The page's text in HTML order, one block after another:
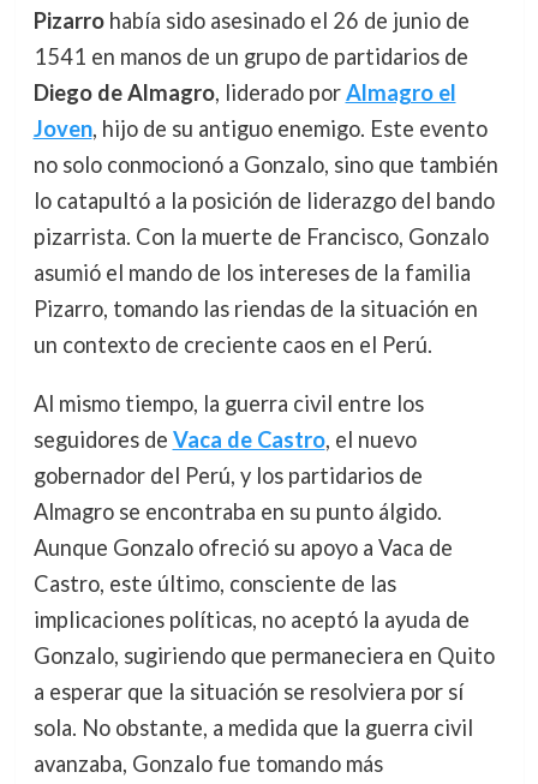
Pizarrohabía sido asesinado el 26 de junio de
1541 en manos de un grupo de partidarios de
Diego de Almagro, liderado porAlmagro el
Joven, hijo de su antiguo enemigo. Este evento
no solo conmocionó a Gonzalo, sino que también
lo catapultó a la posición de liderazgo del bando
pizarrista. Con la muerte de Francisco, Gonzalo
asumió el mando de los intereses de la familia
Pizarro, tomando las riendas de la situación en
un contexto de creciente caos en el Perú.
Al mismo tiempo, la guerra civil entre los
seguidores de Vaca de Castro, el nuevo
gobernador del Perú, y los partidarios de
Almagro se encontraba en su punto álgido.
Aunque Gonzalo ofreció su apoyo a Vaca de
Castro, este último, consciente de las
implicaciones políticas, no aceptó la ayuda de
Gonzalo, sugiriendo que permaneciera en Quito
a esperar que la situación se resolviera por sí
sola. No obstante, a medida que la guerra civil
avanzaba, Gonzalo fue tomando más